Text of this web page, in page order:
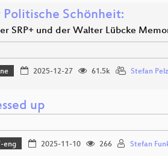
Schönheit:
SRP+ und der Walter Lübcke
2025-12-27 61.5k Stefan
up
eng 2025-11-10 266 Stefan